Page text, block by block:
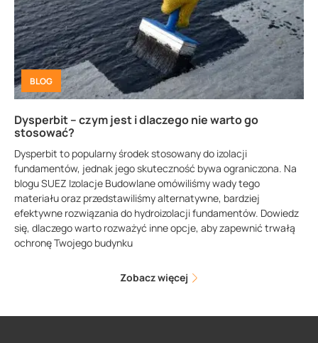
BLOG
Dysperbit – czym jest i dlaczego nie warto go
stosować?
Dysperbit to popularny środek stosowany do izolacji
fundamentów, jednak jego skuteczność bywa ograniczona. Na
blogu SUEZ Izolacje Budowlane omówiliśmy wady tego
materiału oraz przedstawiliśmy alternatywne, bardziej
efektywne rozwiązania do hydroizolacji fundamentów. Dowiedz
się, dlaczego warto rozważyć inne opcje, aby zapewnić trwałą
ochronę Twojego budynku
Zobacz więcej